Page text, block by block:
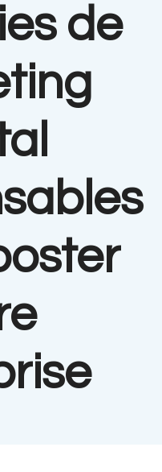
de